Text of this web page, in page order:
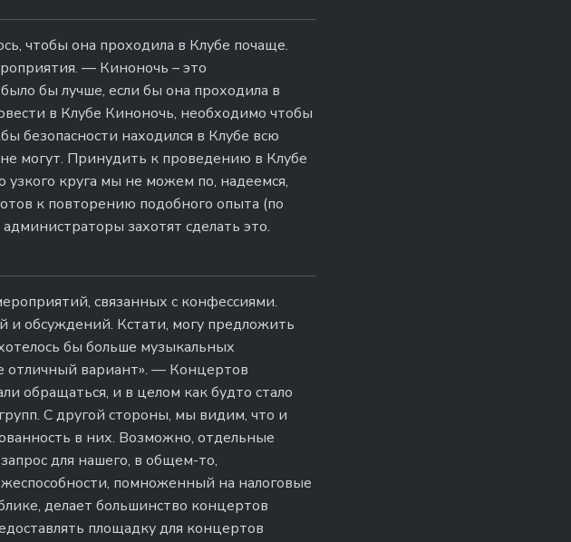
чтобы она проходила в Клубе почаще.
— Киноночь – это
бы лучше, если бы она проходила в
в Клубе Киноночь, необходимо чтобы
безопасности находился в Клубе всю
могут. Принудить к проведению в Клубе
круга мы не можем по, надеемся,
к повторению подобного опыта (по
захотят сделать это.
связанных с конфессиями.
и обсуждений. Кстати, могу предложить
бы больше музыкальных
отличный вариант». — Концертов
обращаться, и в целом как будто стало
С другой стороны, мы видим, что и
в них. Возможно, отдельные
для нашего, в общем-то,
помноженный на налоговые
делает большинство концертов
площадку для концертов